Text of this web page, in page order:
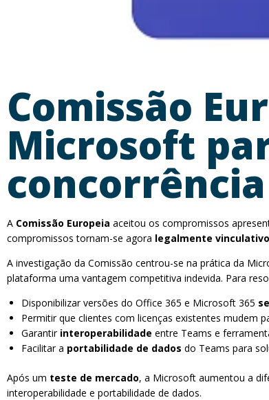
Comissão
Microsoft
A Comissão Europeia aceitou os compromissos
compromissos tornam-se agora legalmente
A investigação da Comissão centrou-se na prática da
plataforma uma vantagem competitiva indevida. Para
Disponibilizar versões do Office 365 e Microsoft 365
Permitir que clientes com licenças existentes mudem
Garantir interoperabilidade entre Teams e
Facilitar a portabilidade de dados do Teams para
Após um teste de mercado, a Microsoft aumentou a
interoperabilidade e portabilidade de dados.